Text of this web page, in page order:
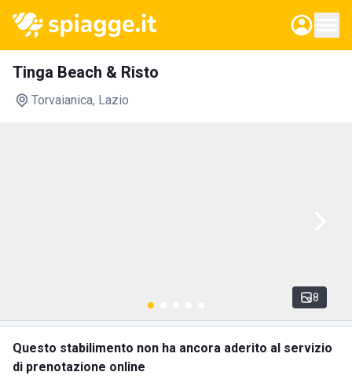
Tinga Beach & Risto
Torvaianica, Lazio
8
Questo stabilimento non ha ancora aderito al servizio
di prenotazione online